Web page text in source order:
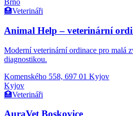
Brno
🏥Veterináři
Animal Help – veterinární
Moderní veterinární ordinace pro malá
diagnostikou.
Komenského 558, 697 01 Kyjov
Kyjov
🏥Veterináři